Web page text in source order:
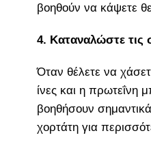
βοηθούν να κάψετε
4. Καταναλώστε τις
Όταν θέλετε να
ίνες και η πρωτεΐνη
βοηθήσουν
χορτάτη για